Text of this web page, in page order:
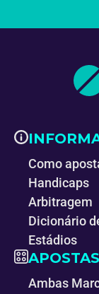
Como
Handicaps
Arbitragem
Dicionário
Estádios
APOSTAS
Ambas